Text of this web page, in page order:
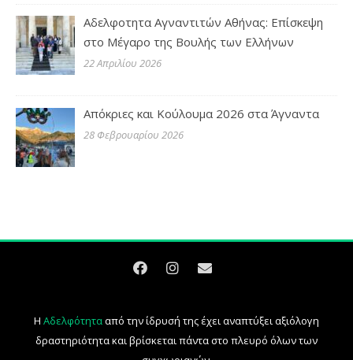
Αδελφοτητα Αγναντιτών Αθήνας: Επίσκεψη
στο Μέγαρο της Βουλής των Ελλήνων
22 Απριλίου 2026
Απόκριες και Κούλουμα 2026 στα Άγναντα
28 Φεβρουαρίου 2026
Η Αδελφότητααπό την ίδρυσή της έχει αναπτύξει αξιόλογη
δραστηριότητα και βρίσκεται πάντα στο πλευρό όλων των